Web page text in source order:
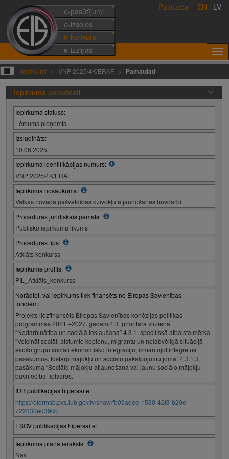
e-pasūtījumi
e-izsoles
e-konkursi
e-izziņas
Palīdzība EN | LV
Iepirkumi VNP 2025/4K/ERAF Pamatdati
Iepirkuma pamatdati
Iepirkuma statuss:
Lēmums pieņemts
Izsludināts:
10.06.2025
Iepirkuma identifikācijas numurs:
VNP 2025/4K/ERAF
Iepirkuma nosaukums:
Valkas novada pašvaldības dzīvokļu atjaunošanas būvdarbi
Procedūras juridiskais pamats:
Publisko iepirkumu likums
Procedūras tips:
Atklāts konkurss
Iepirkuma profils:
PIL_Atklāts_konkurss
Norādiet, vai iepirkums tiek finansēts no Eiropas Savienības
fondiem:
Projekts līdzfinansēts Eiropas Savienības kohēzijas politikas
programmas 2021.–2027. gadam 4.3. prioritārā virziena
“Nodarbinātība un sociālā iekļaušana” 4.3.1. specifiskā atbalsta mērķa
“Veicināt sociāli atstumto kopienu, migrantu un nelabvēlīgā situācijā
esošo grupu sociāli ekonomisko integrāciju, izmantojot integrētus
pasākumus, tostarp mājokļu un sociālo pakalpojumu jomā” 4.3.1.3.
pasākuma “Sociālo mājokļu atjaunošana vai jaunu sociālo mājokļu
būvniecība” ietvaros.
IUB publikācijas hipersaite:
https://eformsb.pvs.iub.gov.lv/show/fb09adee-1530-42f3-b20e-
722330ed39cb
ESOV publikācijas hipersaite:
Iepirkuma plāna ieraksts:
Nav